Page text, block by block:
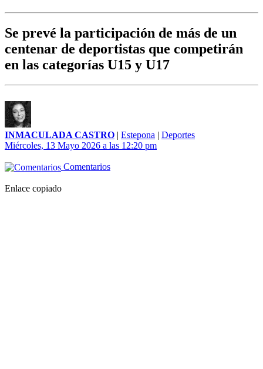
Se prevé la participación de más de un
centenar de deportistas que competirán
en las categorías U15 y U17
INMACULADA CASTRO | Estepona | Deportes
Miércoles, 13 Mayo 2026 a las 12:20 pm
Comentarios
Enlace copiado